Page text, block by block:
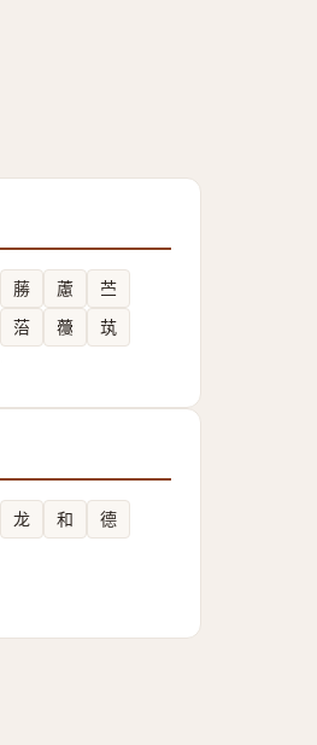
蕂 藘
苎
菭 蘉 茿
龙 和
德